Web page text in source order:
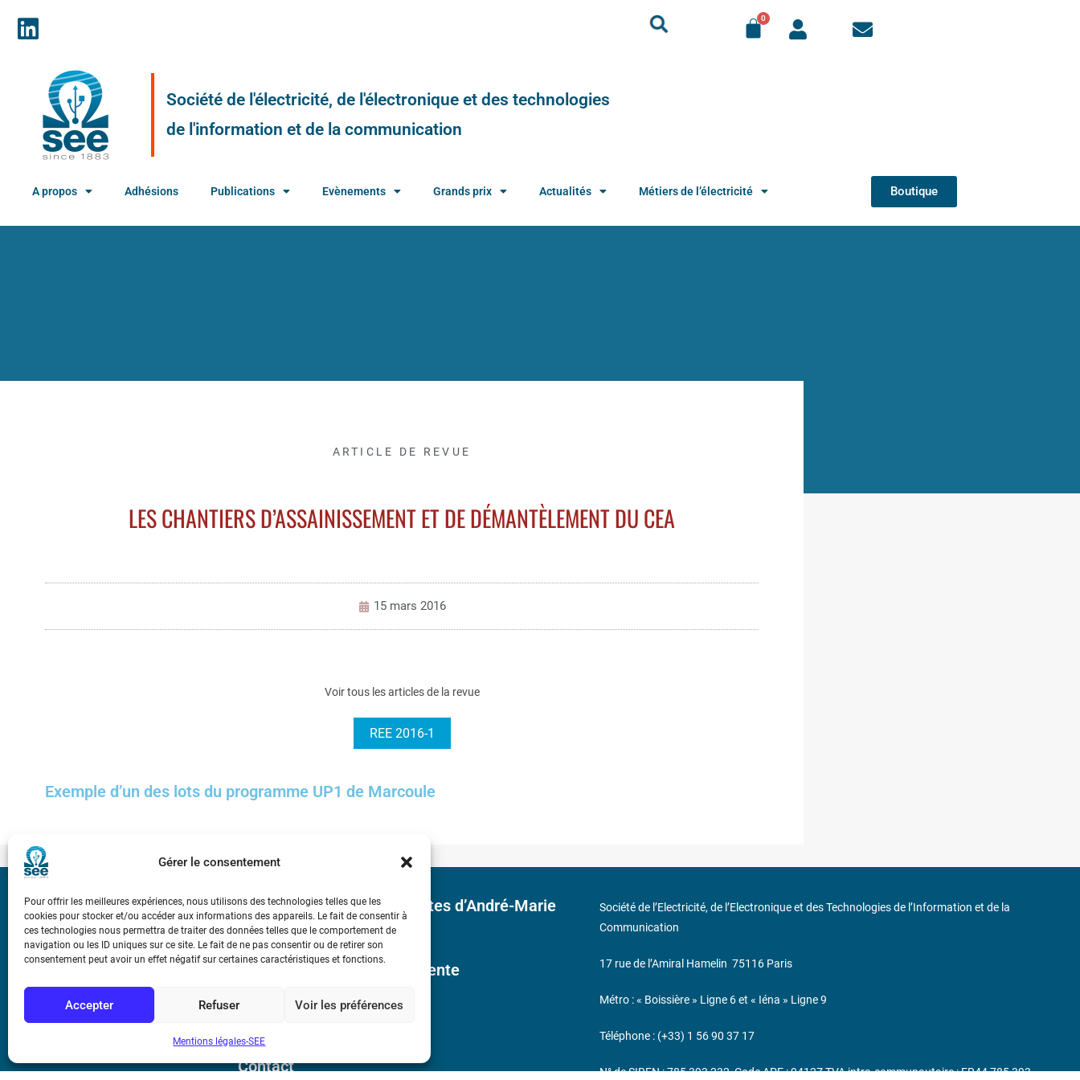
Gérer le consentement
Pour offrir les meilleures expériences, nous utilisons des technologies telles que les
cookies pour stocker et/ou accéder aux informations des appareils. Le fait de consentir à
ces technologies nous permettra de traiter des données telles que le comportement de
navigation ou les ID uniques sur ce site. Le fait de ne pas consentir ou de retirer son
consentement peut avoir un effet négatif sur certaines caractéristiques et fonctions.
Accepter Refuser Voir les préférences
Mentions légales-SEE
Société de l'électricité, de l'électronique et des technologies
de l'information et de la communication
A propos Adhésions Publications Evènements Grands prix Actualités Métiers de l’électricité Boutique
ARTICLE DE REVUE
LES CHANTIERS D’ASSAINISSEMENT ET DE DÉMANTÈLEMENT DU CEA
15 mars 2016
Voir tous les articles de la revue
REE 2016-1
Exemple d’un des lots du programme UP1 de Marcoule
Bicentenaire des découvertes d’André-Marie
Ampère
Conditions Générales de Vente
Mentions légales
Contact
Société de l’Electricité, de l’Electronique et des Technologies de l’Information et de la
Communication
17 rue de l’Amiral Hamelin 75116 Paris
Métro : « Boissière » Ligne 6 et « Iéna » Ligne 9
Téléphone : (+33) 1 56 90 37 17
N° de SIREN : 785 393 232, Code APE : 9412Z TVA intra-communautaire : FR44 785 393